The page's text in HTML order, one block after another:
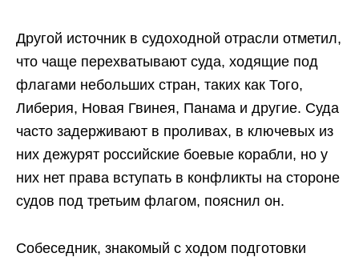
Другой источник в судоходной отрасли отметил,
что чаще перехватывают суда, ходящие под
флагами небольших стран, таких как Того,
Либерия, Новая Гвинея, Панама и другие. Суда
часто задерживают в проливах, в ключевых из
них дежурят российские боевые корабли, но у
них нет права вступать в конфликты на стороне
судов под третьим флагом, пояснил он.
Собеседник, знакомый с ходом подготовки